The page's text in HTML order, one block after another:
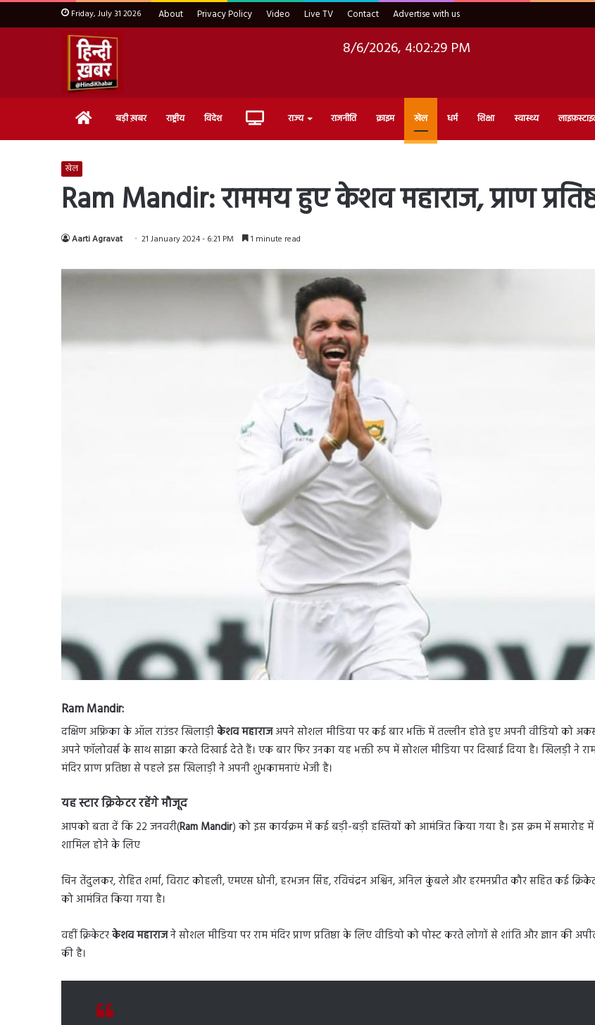
Friday, July 31 2026 About Privacy Policy Video Live TV Contact Advertise with us
8/6/2026, 4:02:30 PM
Home बड़ी ख़बर राष्ट्रीय विदेश Live राज्य राजनीति क्राइम खेल धर्म शिक्षा स्वास्थ्य
खेल
Ram Mandir: राममय हुए केशव महाराज, प्राण
Aarti Agravat 21 January 2024 - 6:21 PM 1 minute read
Ram Mandir:
दक्षिण अफ्रिका के ऑल राउंडर खिलाड़ीकेशव महाराजअपने सोशल मीडिया पर कई बार भक्ति में तल्लीन होते हुए अपनी वीडियो को
अपने फॉलोवर्स के साथ साझा करते दिखाई देते हैं। एक बार फिर उनका यह भक्ती रुप में सोशल मीडिया पर दिखाई दिया है। खिलड़ी ने
मंदिर प्राण प्रतिष्ठा से पहले इस खिलाड़ी ने अपनी शुभकामनाएं भेजी है।
यह स्टार क्रिकेटर रहेंगे मौजूद
आपको बता दें कि 22 जनवरी(Ram Mandir) को इस कार्यक्रम में कई बड़ी-बड़ी हस्तियों को आमंत्रित किया गया है। इस क्रम में समारोह में
शामिल होने के लिए
चिन तेंदुलकर, रोहित शर्मा, विराट कोहली, एमएस धोनी, हरभजन सिंह, रविचंद्रन अश्विन, अनिल कुंबले और हरमनप्रीत कौर सहित कई
को आमंत्रित किया गया है।
वहीं क्रिकेटरकेशव महाराजने सोशल मीडिया पर राम मंदिर प्राण प्रतिष्ठा के लिए वीडियो को पोस्ट करते लोगों से शांति और ज्ञान की
की है।